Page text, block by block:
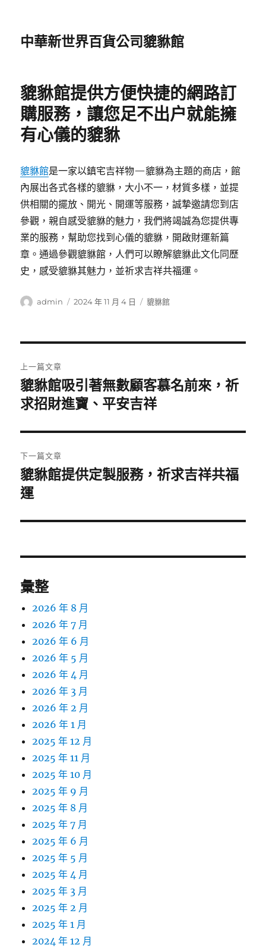
中華新世界百貨公司貔貅館
貔貅館提供方便快捷的網路訂
購服務，讓您足不出户就能擁
有心儀的貔貅
貔貅館是一家以鎮宅吉祥物—貔貅為主題的商店，館
內展出各式各樣的貔貅，大小不一，材質多樣，並提
供相關的擺放、開光、開運等服務，誠摯邀請您到店
參觀，親自感受貔貅的魅力，我們將竭誠為您提供專
業的服務，幫助您找到心儀的貔貅，開啟財運新篇
章。通過參觀貔貅館，人們可以瞭解貔貅此文化同歷
史，感受貔貅其魅力，並祈求吉祥共福運。
作
admin
發
2024 年 11 月 4 日
分
貔貅館
章
導
覽
上一篇文章
上
一
文
章:
貔貅館吸引著無數顧客慕名前來，祈
求招財進寶、平安吉祥
下一篇文章
下
一
文
貔貅館提供定製服務，祈求吉祥共福
運
彙整
2026 年 8 月
2026 年 7 月
2026 年 6 月
2026 年 5 月
2026 年 4 月
2026 年 3 月
2026 年 2 月
2026 年 1 月
2025 年 12 月
2025 年 11 月
2025 年 10 月
2025 年 9 月
2025 年 8 月
2025 年 7 月
2025 年 6 月
2025 年 5 月
2025 年 4 月
2025 年 3 月
2025 年 2 月
2025 年 1 月
2024 年 12 月